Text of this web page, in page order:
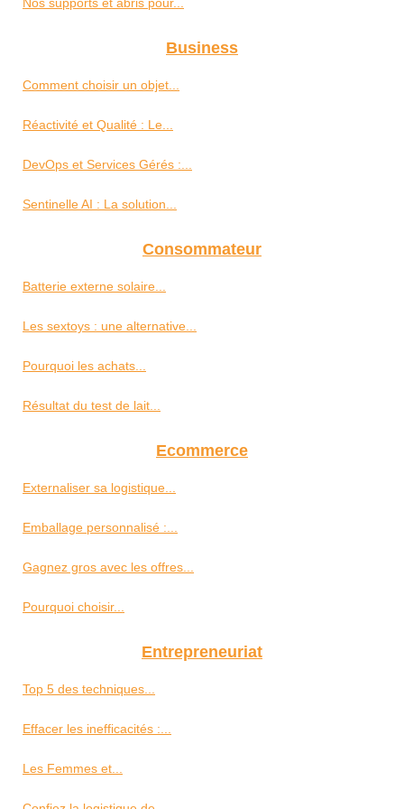
Nos supports et abris pour...
Business
Comment choisir un objet...
Réactivité et Qualité : Le...
DevOps et Services Gérés :...
Sentinelle AI : La solution...
Consommateur
Batterie externe solaire...
Les sextoys : une alternative...
Pourquoi les achats...
Résultat du test de lait...
Ecommerce
Externaliser sa logistique...
Emballage personnalisé :...
Gagnez gros avec les offres...
Pourquoi choisir...
Entrepreneuriat
Top 5 des techniques...
Effacer les inefficacités :...
Les Femmes et...